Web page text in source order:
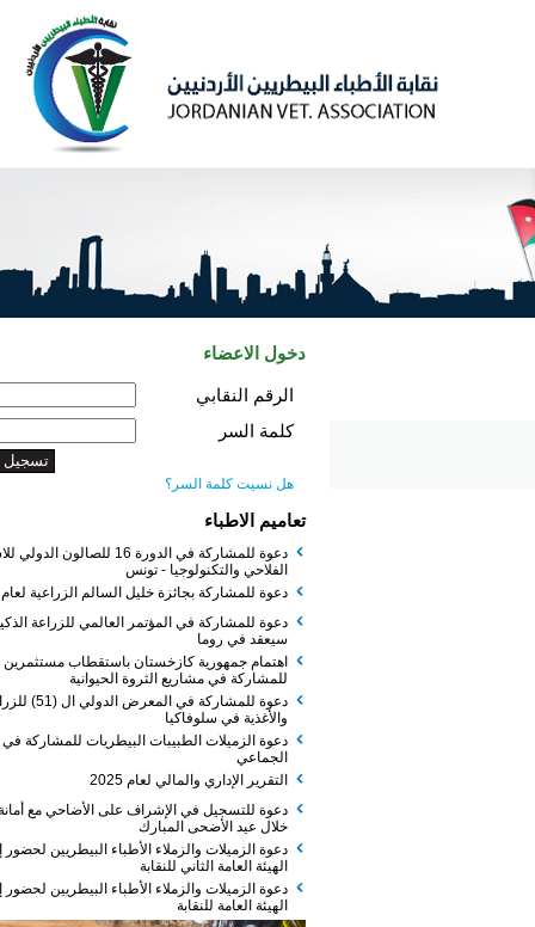
دخول الاعضاء
الرقم النقابي
كلمة السر
هل نسيت كلمة السر؟
تعاميم الاطباء
دعوة للمشاركة في الدورة 16 للصالون الدولي للاستثمار
الفلاحي والتكنولوجيا - تونس
دعوة للمشاركة بجائزة خليل السالم الزراعية لعام 2026
دعوة للمشاركة في المؤتمر العالمي للزراعة الذكية الذي
سيعقد في روما
اهتمام جمهورية كازخستان باستقطاب مستثمرين
للمشاركة في مشاريع الثروة الحيوانية
دعوة للمشاركة في المعرض الدولي ال (51) للزراعة
والأغذية في سلوفاكيا
دعوة الزميلات الطبيبات البيطريات للمشاركة في الفطور
التقرير الإداري والمالي لعام 2025
دعوة للتسجيل في الإشراف على الأضاحي مع أمانة عمان
خلال عيد الأضحى المبارك
دعوة الزميلات والزملاء الأطباء البيطريين لحضور إجتماع
الهيئة العامة الثاني للنقابة
دعوة الزميلات والزملاء الأطباء البيطريين لحضور إجتماع
الهيئة العامة للنقابة